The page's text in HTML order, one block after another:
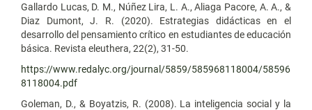
Gallardo Lucas, D. M., Núñez Lira, L. A., Aliaga Pacore, A. A., &
Diaz Dumont, J. R. (2020). Estrategias didácticas en el
desarrollo del pensamiento crítico en estudiantes de educación
básica. Revista eleuthera, 22(2), 31-50.
https://www.redalyc.org/journal/5859/585968118004/58596
8118004.pdf
Goleman, D., & Boyatzis, R. (2008). La inteligencia social y la